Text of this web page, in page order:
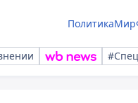
ПолитикаМир